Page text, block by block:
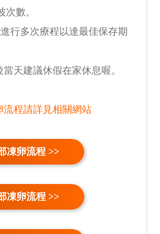
次數。
行多次療程以達最佳保存期
當天建議休假在家休息喔。
流程請詳見相關網站
凍卵流程 >>
凍卵流程 >>